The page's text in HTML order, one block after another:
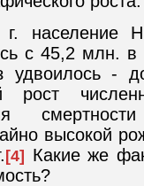
население
с 45,2 млн. в
удвоилось -
рост
высокой
[4] Какие же